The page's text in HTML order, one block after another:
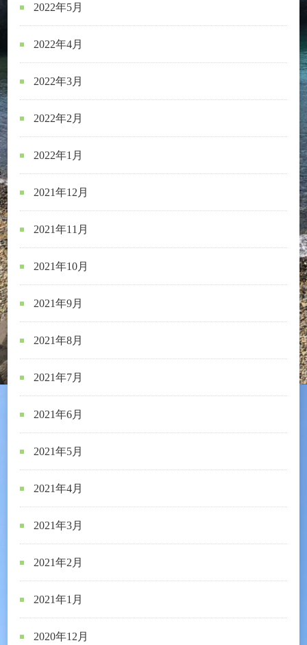
2022年5月
2022年4月
2022年3月
2022年2月
2022年1月
2021年12月
2021年11月
2021年10月
2021年9月
2021年8月
2021年7月
2021年6月
2021年5月
2021年4月
2021年3月
2021年2月
2021年1月
2020年12月